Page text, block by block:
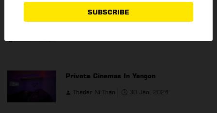
SUBSCRIBE
YBS Directory
Private Cinemas In Yangon
Thadar Ni Than 30 Jan, 2024